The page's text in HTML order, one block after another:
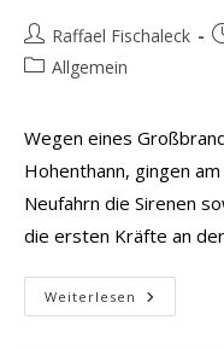
Beitrags-
Autor:
Raffael Fischaleck
Beitrags-
Allgemein
Wegen eines
Hohenthann, gingen
Neufahrn die Sirenen
die ersten Kräfte an
Weiterlesen Brand